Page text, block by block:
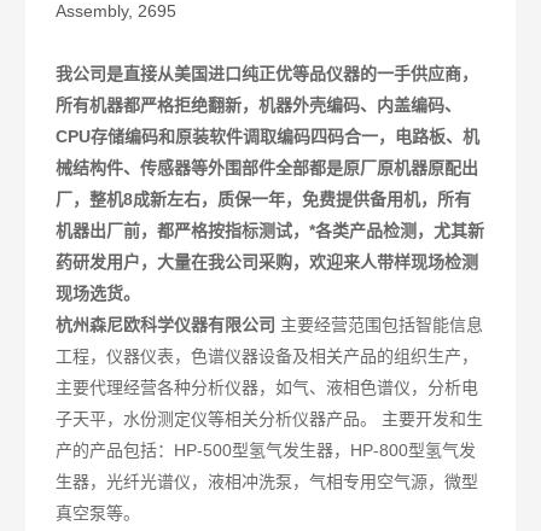
Assembly, 2695
我公司是直接从美国进口纯正优等品仪器的一手供应商，
所有机器都严格拒绝翻新，机器外壳编码、内盖编码、
CPU存储编码和原装软件调取编码四码合一，电路板、机
械结构件、传感器等外围部件全部都是原厂原机器原配出
厂，整机8成新左右，质保一年，免费提供备用机，所有
机器出厂前，都严格按指标测试，*各类产品检测，尤其新
药研发用户，大量在我公司采购，欢迎来人带样现场检测
现场选货。
杭州森尼欧科学仪器有限公司 主要经营范围包括智能信息
工程，仪器仪表，色谱仪器设备及相关产品的组织生产，
主要代理经营各种分析仪器，如气、液相色谱仪，分析电
子天平，水份测定仪等相关分析仪器产品。 主要开发和生
产的产品包括：HP-500型氢气发生器，HP-800型氢气发
生器，光纤光谱仪，液相冲洗泵，气相专用空气源，微型
真空泵等。